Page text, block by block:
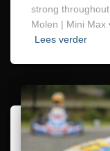
strong
Molen | Mini Max
Lees verder